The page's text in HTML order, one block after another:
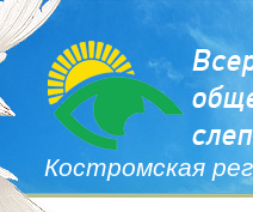
Костромская